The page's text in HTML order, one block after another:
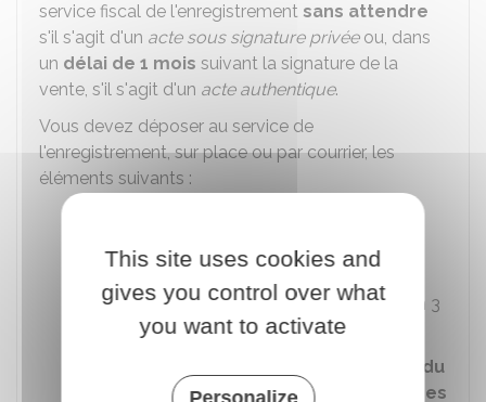
service fiscal de l'enregistrement sans attendre
s'il s'agit d'un acte sous signature privéeou, dans
un délai de 1 mois suivant la signature de la
vente, s'il s'agit d'un acte authentique.
Vous devez déposer au service de
l'enregistrement, sur place ou par courrier, les
éléments suivants :
mutation de fonds de commerce
en 3
exemplaires
Formulaire de déclaration de l'état du
matériel et des marchandises cédées
This site uses cookies and
gives you control over what
you want to activate
Personalize